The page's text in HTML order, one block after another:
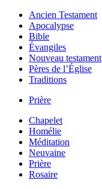
Ancien Testament
Apocalypse
Bible
Évangiles
Nouveau testament
Pères de l’Église
Traditions
Prière
Chapelet
Homélie
Méditation
Neuvaine
Prière
Rosaire